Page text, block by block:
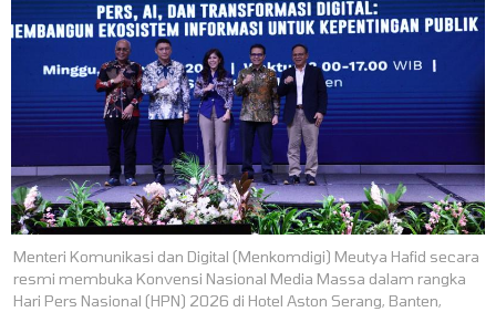
Menteri Komunikasi dan Digital (Menkomdigi) Meutya Hafid secara
resmi membuka Konvensi Nasional Media Massa dalam rangka
Hari Pers Nasional (HPN) 2026 di Hotel Aston Serang, Banten,